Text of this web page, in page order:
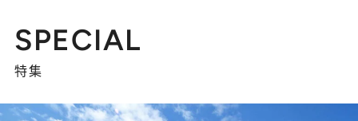
SPECIAL
特集